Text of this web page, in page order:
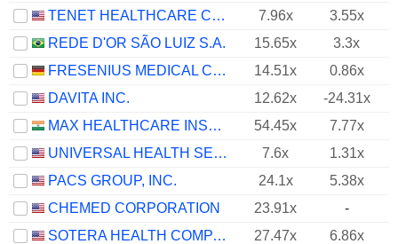
TENET HEALTHCARE CORPORATION
7.96x
3.55x
REDE D'OR SÃO LUIZ S.A.
15.65x
3.3x
FRESENIUS MEDICAL CARE AG
14.51x
0.86x
DAVITA INC.
12.62x
-24.31x
MAX HEALTHCARE INSTITUTE LIMITED
54.45x
7.77x
UNIVERSAL HEALTH SERVICES, INC.
7.6x
1.31x
PACS GROUP, INC.
24.1x
5.38x
CHEMED CORPORATION
23.91x
-
SOTERA HEALTH COMPANY
27.47x
6.86x